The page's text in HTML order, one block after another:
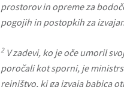
prostorov in opreme za
pogojih in postopkih za
2V zadevi, ko je oče umoril
poročali kot sporni, je
rejništvo, ki ga izvaja babica